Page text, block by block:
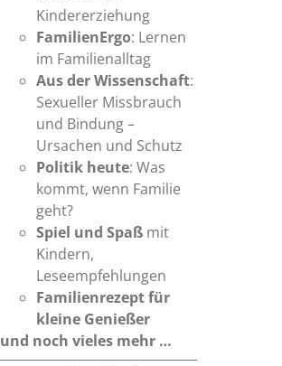
Kindererziehung
FamilienErgo: Lernen
im Familienalltag
Aus der Wissenschaft:
Sexueller Missbrauch
und Bindung –
Ursachen und Schutz
Politik heute: Was
kommt, wenn Familie
geht?
Spiel und Spaß mit
Kindern,
Leseempfehlungen
Familienrezeptfür
kleine Genießer
und noch vieles mehr …